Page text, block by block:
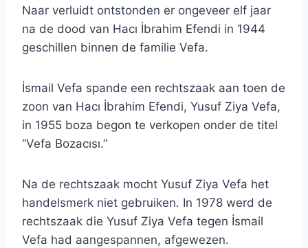
Naar verluidt ontstonden er ongeveer elf jaar
na de dood van Hacı İbrahim Efendi in 1944
geschillen binnen de familie Vefa.
İsmail Vefa spande een rechtszaak aan toen de
zoon van Hacı İbrahim Efendi, Yusuf Ziya Vefa,
in 1955 boza begon te verkopen onder de titel
“Vefa Bozacısı.”
Na de rechtszaak mocht Yusuf Ziya Vefa het
handelsmerk niet gebruiken. In 1978 werd de
rechtszaak die Yusuf Ziya Vefa tegen İsmail
Vefa had aangespannen, afgewezen.